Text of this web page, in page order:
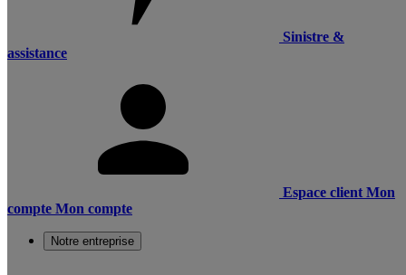
Sinistre &
assistance
Espace client Mon
compte Mon compte
Notre entreprise